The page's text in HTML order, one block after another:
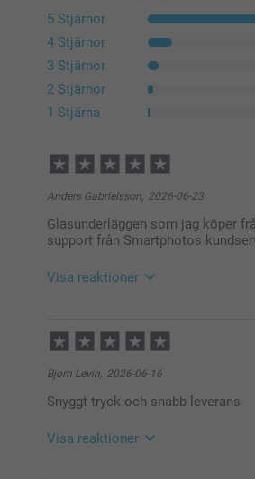
5 Stjärnor
4 Stjärnor
3 Stjärnor
2 Stjärnor
1 Stjärna
Anders Gabrielsson, 2026-06-23
Glasunderläggen som jag köper
support från Smartphotos
Visa reaktioner
10:39
Hej Anders,
Helene @smartphoto
Bjorn Levin, 2026-06-16
Snyggt tryck och snabb leverans
Visa reaktioner